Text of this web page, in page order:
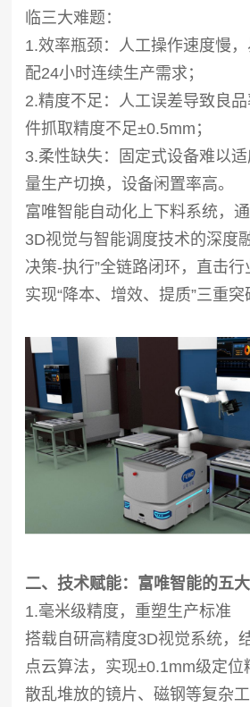
临三大难题：
1.效率瓶颈：人工操作速度慢
配24小时连续生产需求；
2.精度不足：人工误差导致良
件抓取精度不足±0.5mm；
3.柔性缺失：固定式设备难以
量生产切换，设备闲置率高。
富唯智能自动化上下料系统，
3D视觉与智能调度技术的深度
决策-执行”全链路闭环，直击
实现“降本、增效、提质”三重突
二、技术赋能：富唯智能的五
1.毫米级精度，重塑生产标准
搭载自研高精度3D视觉系统，
点云算法，实现±0.1mm级定位
散乱堆放的镜片、磁钢等复杂